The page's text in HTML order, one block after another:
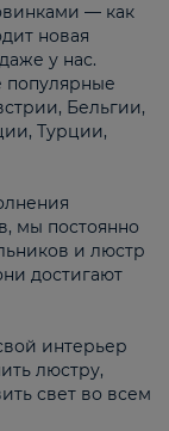
— как
новая
у нас.
популярные
Бельгии,
Турции,
мы постоянно
и люстр
достигают
интерьер
люстру,
свет во всем